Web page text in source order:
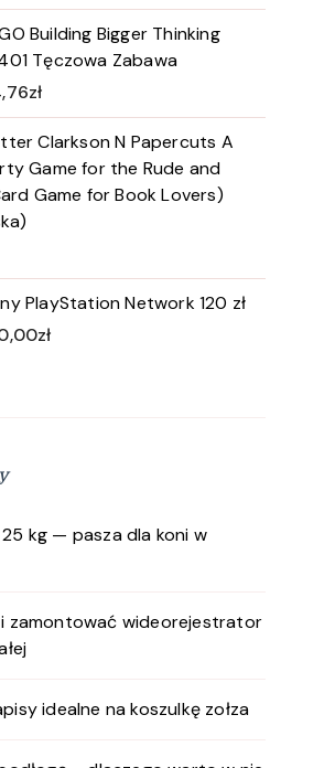
Building Bigger Thinking
Tęczowa Zabawa
zł
Clarkson N Papercuts A
Game for the Rude and
Game for Book Lovers)
PlayStation Network 120 zł
zł
kg — pasza dla koni w
zamontować wideorejestrator
idealne na koszulkę zołza